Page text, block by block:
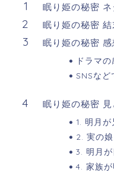
眠り姫の秘密 ネ
眠り姫の秘密
眠り姫の秘密
ドラマの
SNSなど
眠り姫の秘密 見
1. 明月
2. 実の
3. 明月
4. 家族